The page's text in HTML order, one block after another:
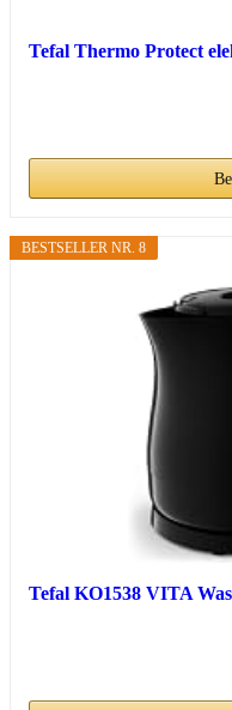
Tefal Thermo Protect
BESTSELLER NR. 8
Tefal KO1538 VITA